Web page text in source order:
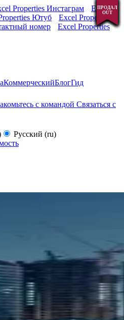
Properties Инстаграм
Excel
Ютуб
Excel Properties
номер
Excel Properties
КоммерческийБлогГид
с командой Связаться с
Русский (ru)
ПРОДАЛ
OUT
ПРОДАЛ
OUT
ПРОДАЛ
OUT
ПРОДАЛ
OUT
ПРОДАЛ
OUT
ПРОДАЛ
OUT
ПРОДАЛ
OUT
ПРОДАЛ
OUT
ПРОДАЛ
OUT
ПРОДАЛ
OUT
ПРОДАЛ
OUT
ПРОДАЛ
OUT
ПРОДАЛ
OUT
ПРОДАЛ
OUT
ПРОДАЛ
OUT
ПРОДАЛ
OUT
ПРОДАЛ
OUT
ПРОДАЛ
OUT